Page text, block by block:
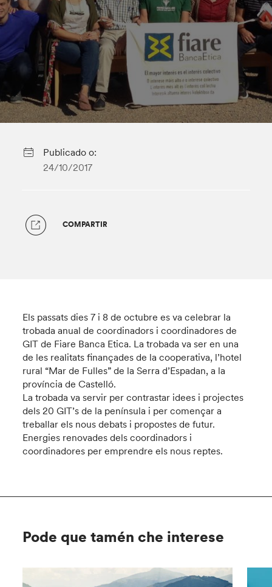
Publicado o:
24/10/2017
COMPARTIR
Els passats dies 7 i 8 de octubre es va celebrar la
trobada anual de coordinadors i coordinadores de
GIT de Fiare Banca Etica. La trobada va ser en una
de les realitats finançades de la cooperativa, l’hotel
rural “Mar de Fulles” de la Serra d’Espadan, a la
província de Castelló.
La trobada va servir per contrastar idees i projectes
dels 20 GIT’s de la península i per començar a
treballar els nous debats i propostes de futur.
Energies renovades dels coordinadors i
coordinadores per emprendre els nous reptes.
Pode que tamén che interese